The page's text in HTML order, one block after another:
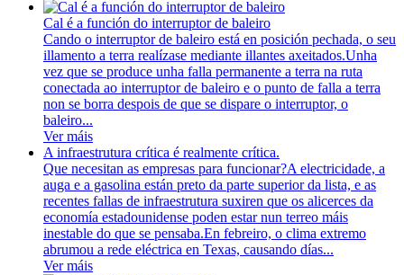
Cal é a función do interruptor de baleiro
Cando o interruptor de baleiro está en posición pechada, o seu
illamento a terra realízase mediante illantes axeitados.Unha
vez que se produce unha falla permanente a terra na ruta
conectada ao interruptor de baleiro e o punto de falla a terra
non se borra despois de que se dispare o interruptor, o
baleiro...
Ver máis
A infraestrutura crítica é realmente crítica.
Que necesitan as empresas para funcionar?A electricidade, a
auga e a gasolina están preto da parte superior da lista, e as
recentes fallas de infraestrutura suxiren que os alicerces da
economía estadounidense poden estar nun terreo máis
inestable do que se pensaba.En febreiro, o clima extremo
abrumou a rede eléctrica en Texas, causando días...
Ver máis